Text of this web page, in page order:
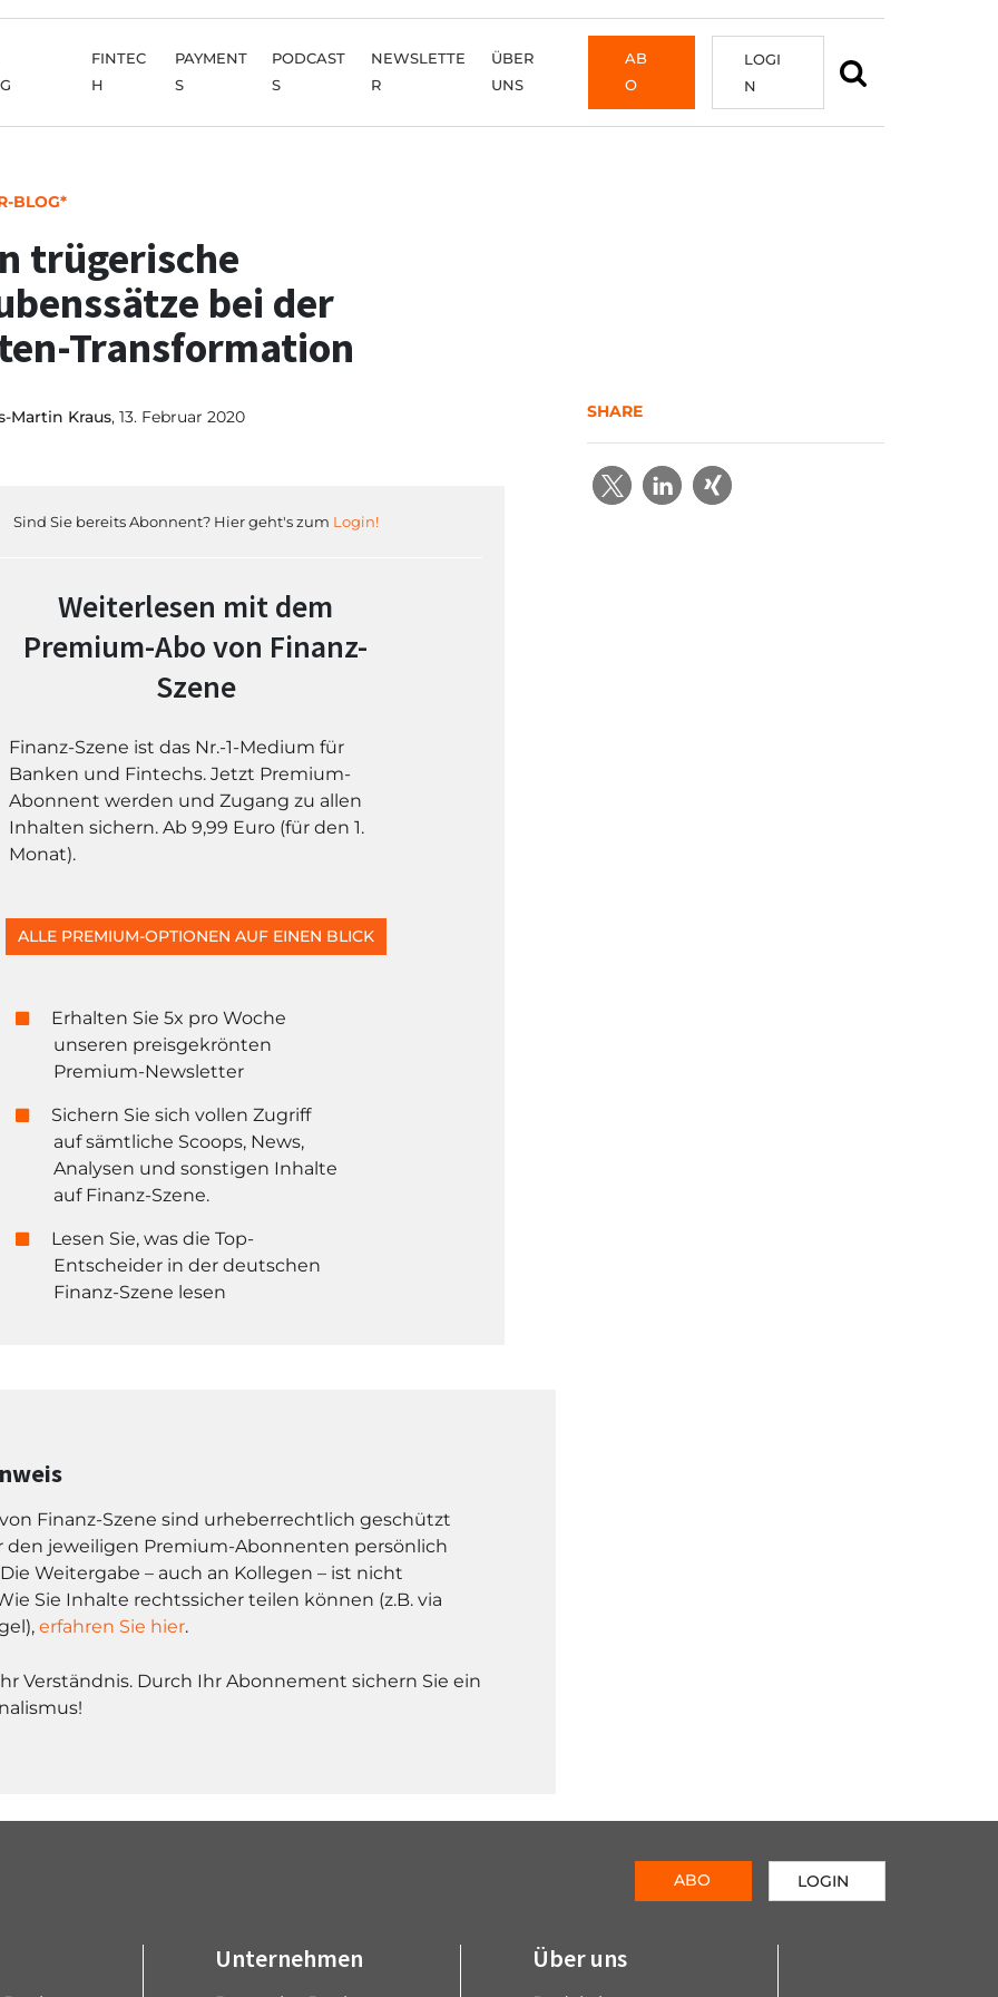
FINTEC
H
PAYMENT
S
PODCAST
S
NEWSLETTE
R
ÜBER
UNS
AB
O
LOGI
N
BLOG*
trügerische
bei der
Transformation
Martin Kraus, 13. Februar 2020
Sind Sie bereits Abonnent? Hier geht's zum Login!
Weiterlesen mit dem
Premium-Abo von Finanz-
Szene
Finanz-Szene ist das Nr.-1-Medium für
Banken und Fintechs. Jetzt Premium-
Abonnent werden und Zugang zu allen
Inhalten sichern. Ab 9,99 Euro (für den 1.
Monat).
ALLE PREMIUM-OPTIONEN AUF EINEN BLICK
Erhalten Sie 5x pro Woche
unseren preisgekrönten
Premium-Newsletter
Sichern Sie sich vollen Zugriff
auf sämtliche Scoops, News,
Analysen und sonstigen Inhalte
auf Finanz-Szene.
Lesen Sie, was die Top-
Entscheider in der deutschen
Finanz-Szene lesen
Finanz-Szene sind urheberrechtlich geschützt
den jeweiligen Premium-Abonnenten persönlich
Weitergabe – auch an Kollegen – ist nicht
Sie Inhalte rechtssicher teilen können (z.B. via
erfahren Sie hier.
Verständnis. Durch Ihr Abonnement sichern Sie ein
SHARE
Unternehmen Über uns
ABO LOGIN